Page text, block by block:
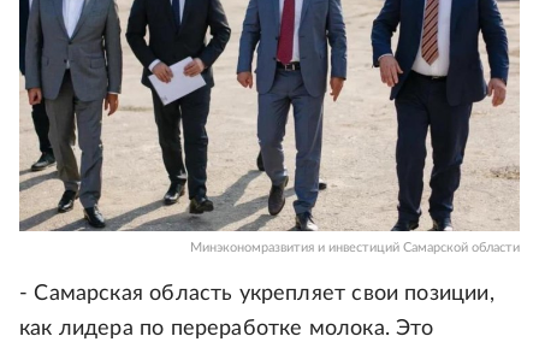
Минэкономразвития и инвестиций Самарской области
- Самарская область укрепляет свои позиции,
как лидера по переработке молока. Это